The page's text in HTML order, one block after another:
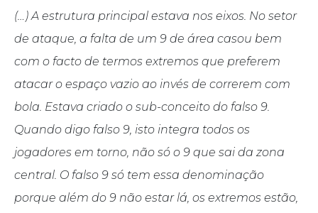
(…) A estrutura principal estava nos eixos. No setor
de ataque, a falta de um 9 de área casou bem
com o facto de termos extremos que preferem
atacar o espaço vazio ao invés de correrem com
bola. Estava criado o sub-conceito do falso 9.
Quando digo falso 9, isto integra todos os
jogadores em torno, não só o 9 que sai da zona
central. O falso 9 só tem essa denominação
porque além do 9 não estar lá, os extremos estão,